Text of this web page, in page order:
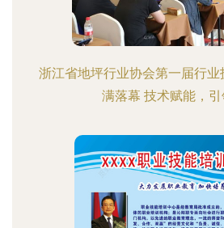
浙江省地坪行业协会第一届行
满落幕 技术赋能，